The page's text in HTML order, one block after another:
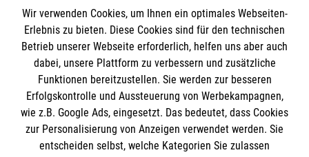
Impressum
Datenschutz
Barrierefreiheit
Kontakt
Presse
MPG Ansprechpartner
Den Beauftragten für Medizinproduktesicherheit
im Malteser Rettungsdienst und den
Einsatzdiensten der Malteser können Sie unter
Die Malteser
Wir verwenden Cookies, um Ihnen ein optimales Webseiten-
Erlebnis zu bieten. Diese Cookies sind für den technischen
Betrieb unserer Webseite erforderlich, helfen uns aber auch
dabei, unsere Plattform zu verbessern und zusätzliche
Funktionen bereitzustellen. Sie werden zur besseren
Erfolgskontrolle und Aussteuerung von Werbekampagnen,
wie z.B. Google Ads, eingesetzt. Das bedeutet, dass Cookies
zur Personalisierung von Anzeigen verwendet werden. Sie
entscheiden selbst, welche Kategorien Sie zulassen